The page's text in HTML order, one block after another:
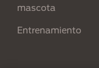
mascota
Entrenamiento